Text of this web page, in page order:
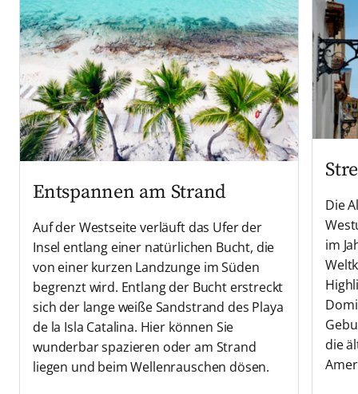
Entspannen am Strand
Auf der Westseite verläuft das Ufer der
Insel entlang einer natürlichen Bucht, die
von einer kurzen Landzunge im Süden
begrenzt wird. Entlang der Bucht erstreckt
sich der lange weiße Sandstrand des Playa
de la Isla Catalina. Hier können Sie
wunderbar spazieren oder am Strand
liegen und beim Wellenrauschen dösen.
Die
im
die